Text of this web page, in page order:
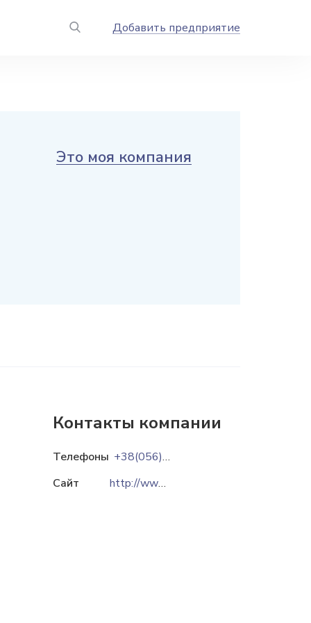
Добавить предприятие
Это моя компания
Контакты компании
Телефоны
+38(056)720-98-92
Сайт
http://www.dnipromlyn.com